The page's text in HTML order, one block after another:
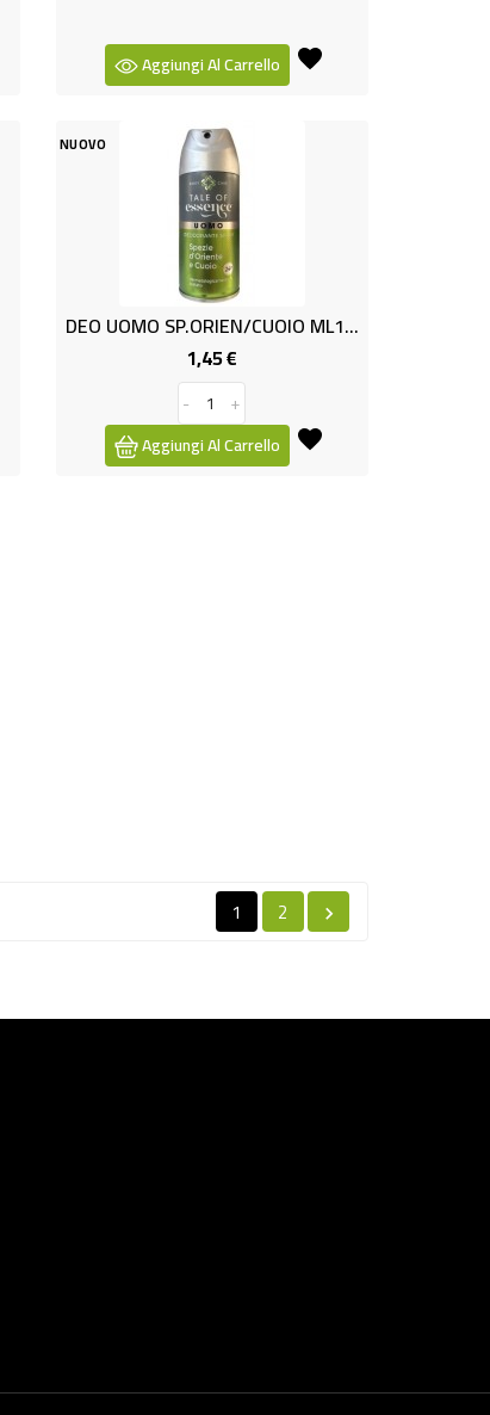
Aggiungi Al Carrello
NUOVO
DEO UOMO SP.ORIEN/CUOIO ML150
1,45 €
-
+
Aggiungi Al Carrello
1 2 